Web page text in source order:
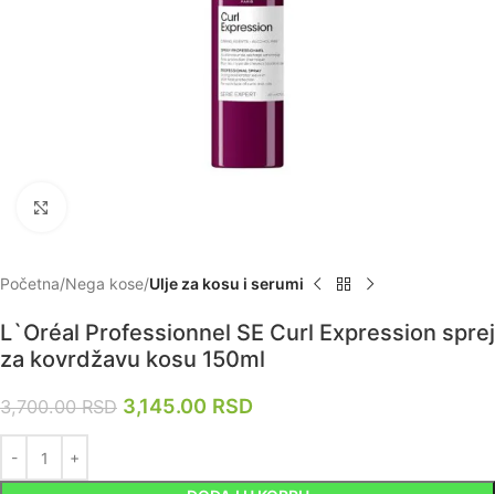
Početna Nega kose Ulje za kosu i serumi
L`Oréal Professionnel SE Curl Expression sprej
za kovrdžavu kosu 150ml
3,700.00RSD 3,145.00 RSD